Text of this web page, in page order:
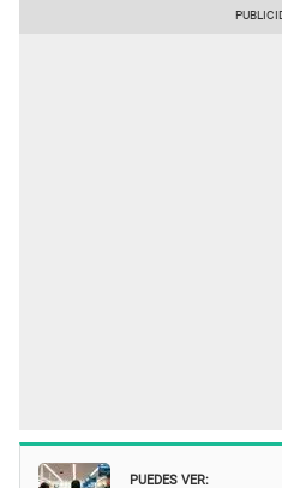
PUEDES VER: